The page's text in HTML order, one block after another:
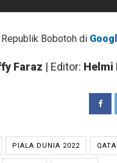
Bobotoh di
Faraz | Editor: Helmi
PIALA DUNIA 2022